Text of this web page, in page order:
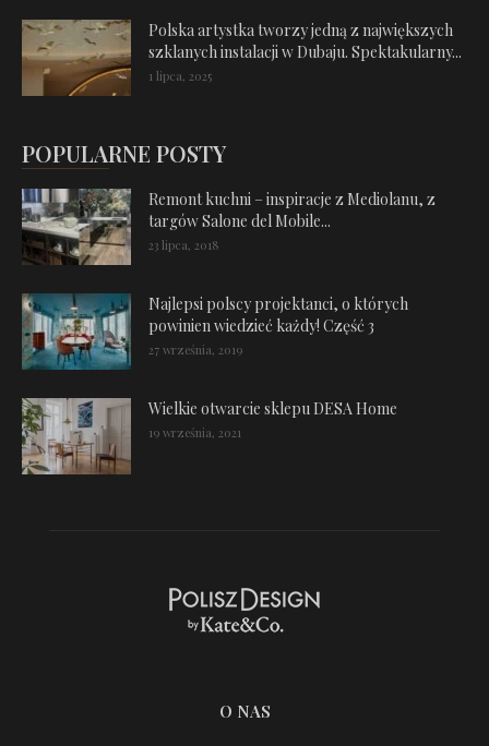
Polska artystka tworzy jedną z największych
szklanych instalacji w Dubaju. Spektakularny...
1 lipca, 2025
POPULARNE POSTY
Remont kuchni – inspiracje z Mediolanu, z
targów Salone del Mobile...
23 lipca, 2018
Najlepsi polscy projektanci, o których
powinien wiedzieć każdy! Część 3
27 września, 2019
Wielkie otwarcie sklepu DESA Home
19 września, 2021
O NAS